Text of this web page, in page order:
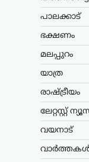
പാലക്കാട്
ഭക്ഷണം
മലപ്പുറം
യാത്ര
രാഷ്ട്രീയം
ലേറ്റസ്റ്റ്
വയനാട്